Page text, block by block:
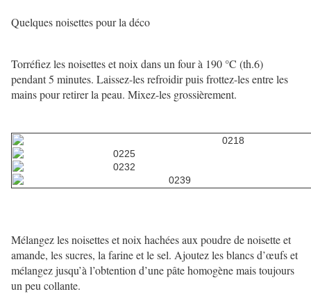
Quelques noisettes pour la déco
Torréfiez les noisettes et noix dans un four à 190 °C (th.6)
pendant 5 minutes. Laissez-les refroidir puis frottez-les entre les
mains pour retirer la peau. Mixez-les grossièrement.
Mélangez les noisettes et noix hachées aux poudre de noisette et
amande, les sucres, la farine et le sel. Ajoutez les blancs d’œufs et
mélangez jusqu’à l’obtention d’une pâte homogène mais toujours
un peu collante.